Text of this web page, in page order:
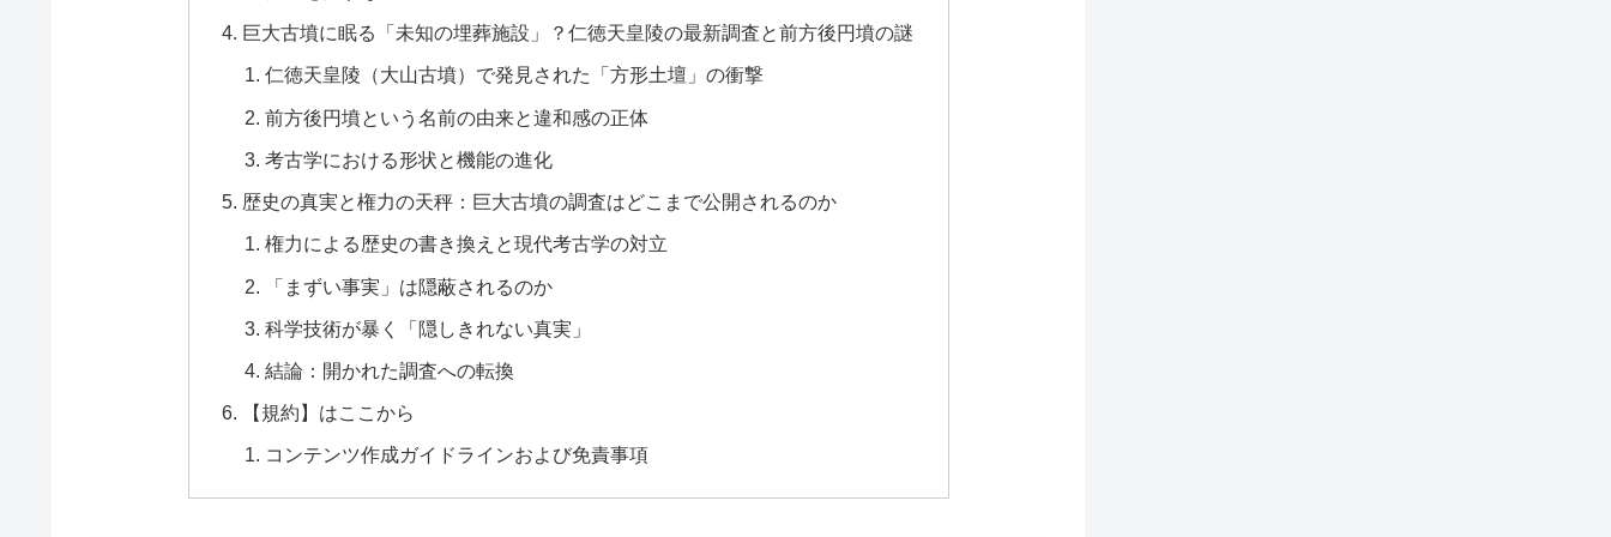
巨大古墳に眠る「未知の埋葬施設」？仁徳天皇陵の最新調査と前方後円墳の謎
仁徳天皇陵（大山古墳）で発見された「方形土壇」の衝撃
前方後円墳という名前の由来と違和感の正体
考古学における形状と機能の進化
歴史の真実と権力の天秤：巨大古墳の調査はどこまで公開されるのか
権力による歴史の書き換えと現代考古学の対立
「まずい事実」は隠蔽されるのか
科学技術が暴く「隠しきれない真実」
結論：開かれた調査への転換
【規約】はここから
コンテンツ作成ガイドラインおよび免責事項